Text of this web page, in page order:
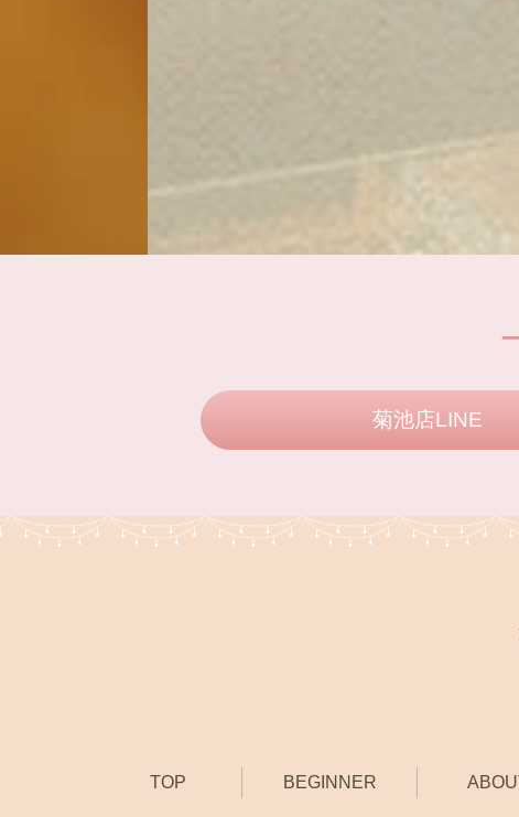
菊池店LINE
TOP BEGINNER